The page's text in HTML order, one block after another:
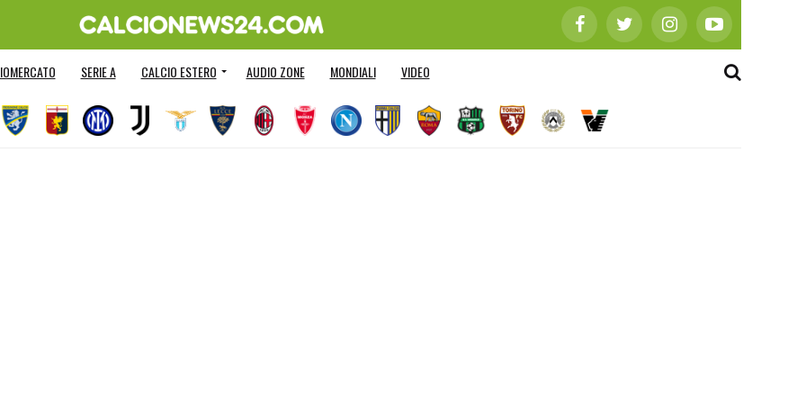
SERIE A CALCIO ESTERO AUDIO ZONE MONDIALI VIDEO